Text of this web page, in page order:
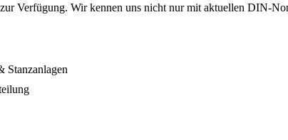
Verfügung. Wir kennen uns nicht nur mit aktuellen DIN-
Stanzanlagen